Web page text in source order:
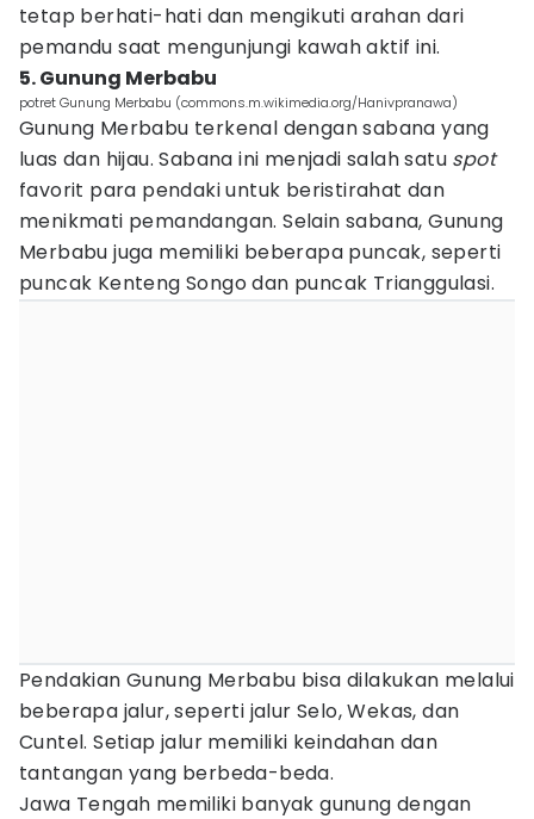
tetap berhati-hati dan mengikuti arahan dari
pemandu saat mengunjungi kawah aktif ini.
5. Gunung Merbabu
potret Gunung Merbabu (commons.m.wikimedia.org/Hanivpranawa)
Gunung Merbabu terkenal dengan sabana yang
luas dan hijau. Sabana ini menjadi salah satu spot
favorit para pendaki untuk beristirahat dan
menikmati pemandangan. Selain sabana, Gunung
Merbabu juga memiliki beberapa puncak, seperti
puncak Kenteng Songo dan puncak Trianggulasi.
Pendakian Gunung Merbabu bisa dilakukan melalui
beberapa jalur, seperti jalur Selo, Wekas, dan
Cuntel. Setiap jalur memiliki keindahan dan
tantangan yang berbeda-beda.
Jawa Tengah memiliki banyak gunung dengan